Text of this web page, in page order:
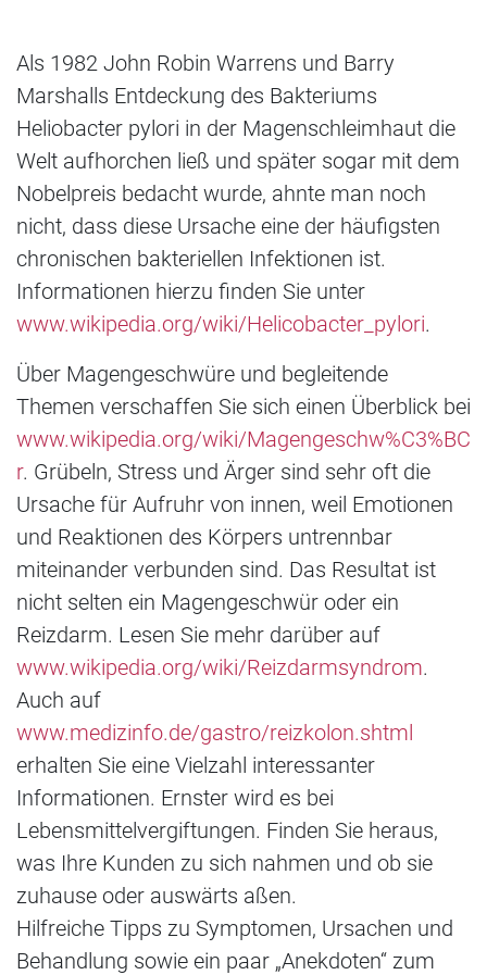
Als 1982 John Robin Warrens und Barry
Marshalls Entdeckung des Bakteriums
Heliobacter pylori in der Magenschleimhaut die
Welt aufhorchen ließ und später sogar mit dem
Nobelpreis bedacht wurde, ahnte man noch
nicht, dass diese Ursache eine der häufigsten
chronischen bakteriellen Infektionen ist.
Informationen hierzu finden Sie unter
www.wikipedia.org/wiki/Helicobacter_pylori.
Über Magengeschwüre und begleitende
Themen verschaffen Sie sich einen Überblick bei
www.wikipedia.org/wiki/Magengeschw%C3%BC
r. Grübeln, Stress und Ärger sind sehr oft die
Ursache für Aufruhr von innen, weil Emotionen
und Reaktionen des Körpers untrennbar
miteinander verbunden sind. Das Resultat ist
nicht selten ein Magengeschwür oder ein
Reizdarm. Lesen Sie mehr darüber auf
www.wikipedia.org/wiki/Reizdarmsyndrom.
Auch auf
www.medizinfo.de/gastro/reizkolon.shtml
erhalten Sie eine Vielzahl interessanter
Informationen. Ernster wird es bei
Lebensmittelvergiftungen. Finden Sie heraus,
was Ihre Kunden zu sich nahmen und ob sie
zuhause oder auswärts aßen.
Hilfreiche Tipps zu Symptomen, Ursachen und
Behandlung sowie ein paar „Anekdoten“ zum